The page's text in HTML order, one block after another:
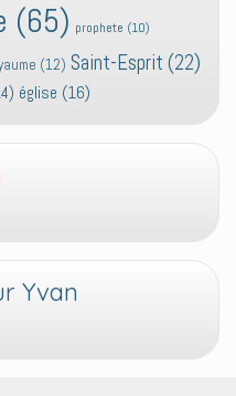
(65) prophete (10)
(12) Saint-Esprit (22)
église (16)
Yvan